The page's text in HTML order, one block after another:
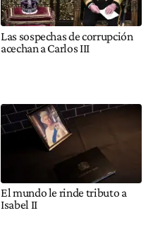
Las sospechas de corrupción
acechan a Carlos III
El mundo le rinde tributo a
Isabel II